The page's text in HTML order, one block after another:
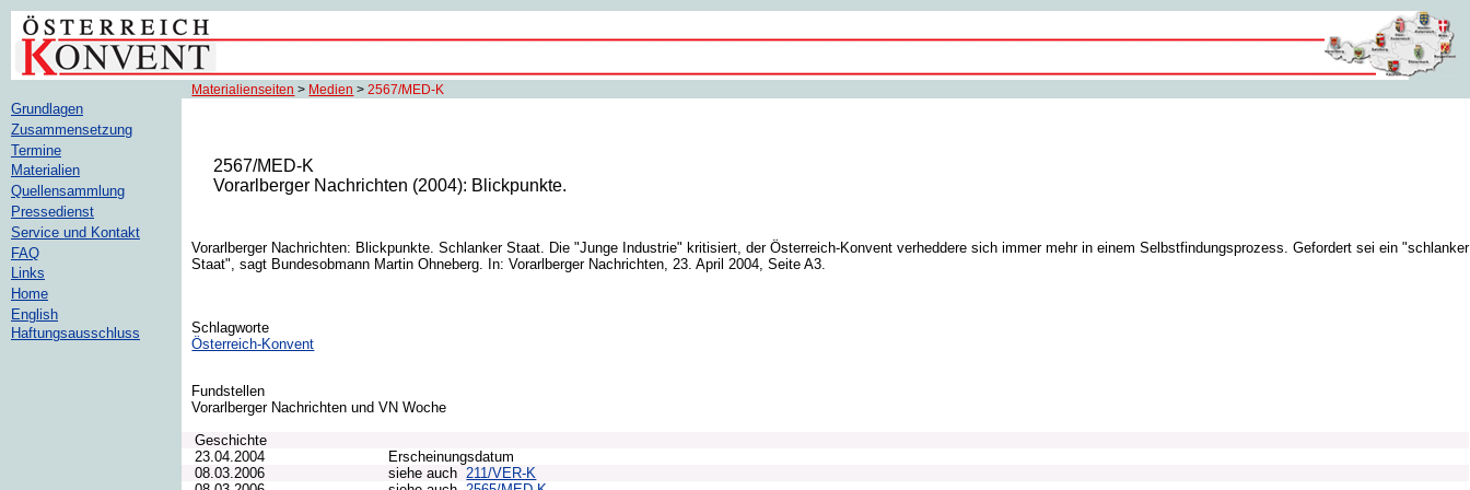
Materialienseiten > Medien >2567/MED-K
2567/MED-K
Vorarlberger Nachrichten (2004): Blickpunkte.
Vorarlberger Nachrichten: Blickpunkte. Schlanker Staat. Die "Junge Industrie" kritisiert, der Österreich-Konvent verheddere sich immer mehr in einem Selbstfindungsprozess. Gefordert sei ein "schlanker
Staat", sagt Bundesobmann Martin Ohneberg. In: Vorarlberger Nachrichten, 23. April 2004, Seite A3.
Schlagworte
Österreich-Konvent
Fundstellen
Vorarlberger Nachrichten und VN Woche
Geschichte
23.04.2004
Erscheinungsdatum
08.03.2006
siehe auch 211/VER-K
Grundlagen
Zusammensetzung
Termine
Materialien
Quellensammlung
Pressedienst
Service und Kontakt
FAQ
Links
Home
English
Haftungsausschluss